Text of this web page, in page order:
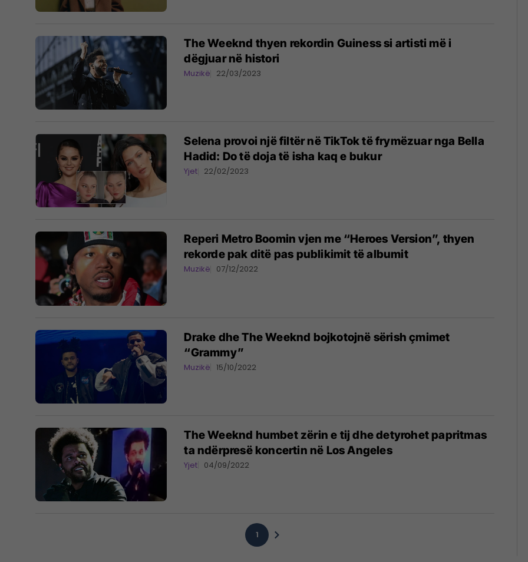
The Weeknd thyen rekordin Guiness si artisti më i
dëgjuar në histori
Muzikë 22/03/2023
Selena provoi një filtër në TikTok të frymëzuar nga Bella
Hadid: Do të doja të isha kaq e bukur
Yjet 22/02/2023
Reperi Metro Boomin vjen me “Heroes Version”, thyen
rekorde pak ditë pas publikimit të albumit
Muzikë 07/12/2022
Drake dhe The Weeknd bojkotojnë sërish çmimet
“Grammy”
Muzikë 15/10/2022
The Weeknd humbet zërin e tij dhe detyrohet papritmas
ta ndërpresë koncertin në Los Angeles
Yjet 04/09/2022
1